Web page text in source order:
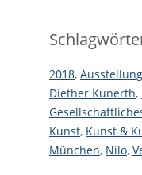
2018, Ausstellung
Diether Kunerth,
Kunst, Kunst &
München, Nilo,